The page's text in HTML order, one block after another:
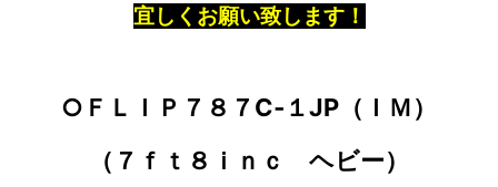
宜しくお願い致します！
○ＦＬＩＰ７８７C‐１JP（ＩＭ）
（７ｆｔ８ｉｎｃ ヘビー）